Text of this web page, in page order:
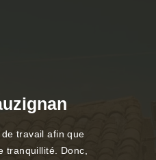
travail afin que
tranquillité. Donc,